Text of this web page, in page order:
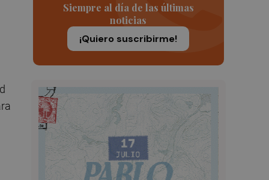
Siempre al día de las últimas
noticias
¡Quiero suscribirme!